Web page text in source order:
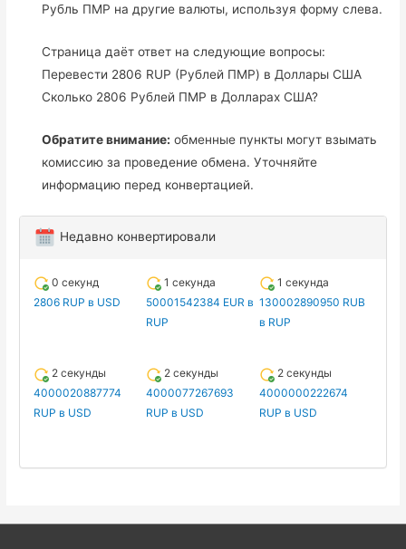
Рубль ПМР на другие валюты, используя форму слева.
Страница даёт ответ на следующие вопросы:
Перевести 2806 RUP (Рублей ПМР) в Доллары США
Сколько 2806 Рублей ПМР в Долларах США?
Обратите внимание: обменные пункты могут взымать
комиссию за проведение обмена. Уточняйте
информацию перед конвертацией.
Недавно конвертировали
0 секунд
2806 RUP в USD
1 секунда
50001542384 EUR в
RUP
1 секунда
130002890950 RUB
в RUP
2 секунды
4000020887774
RUP в USD
2 секунды
4000077267693
RUP в USD
2 секунды
4000000222674
RUP в USD